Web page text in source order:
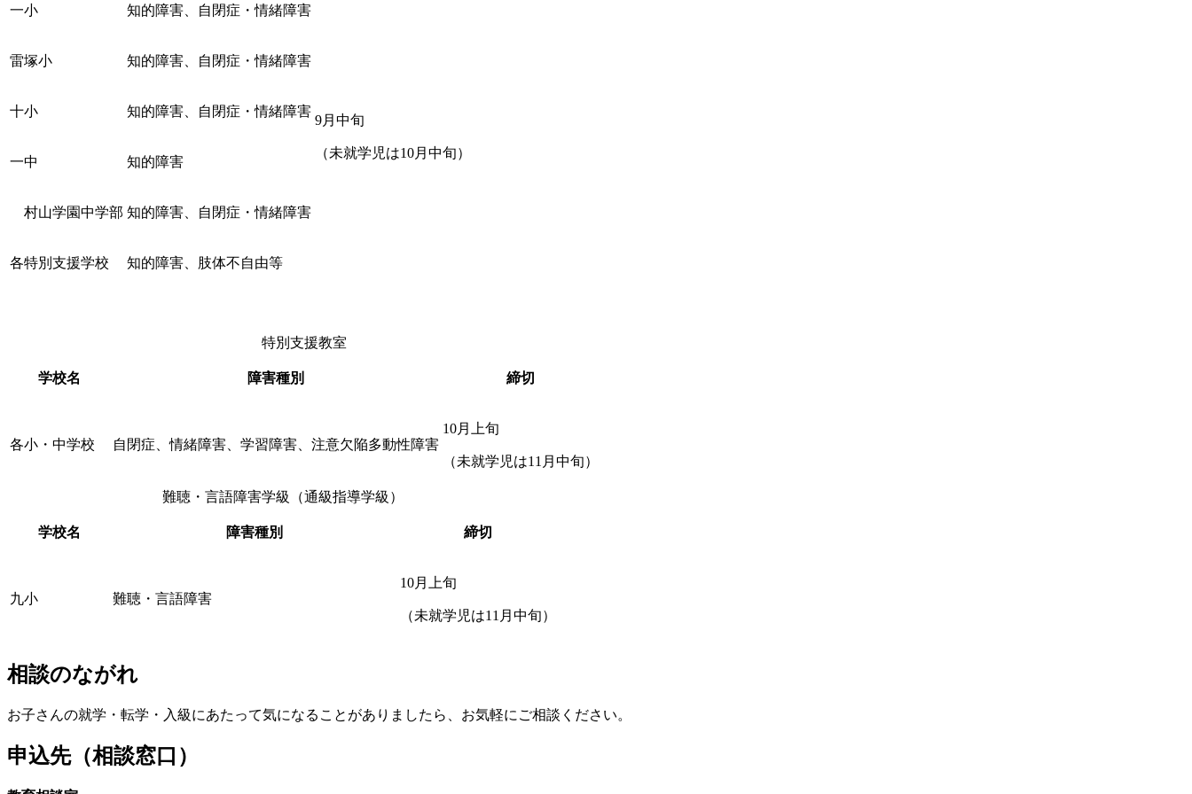
一小 知的障害、自閉症・情緒障害
9月中旬
（未就学児は10月中旬）
雷塚小 知的障害、自閉症・情緒障害
十小 知的障害、自閉症・情緒障害
一中 知的障害
村山学園中学部 知的障害、自閉症・情緒障害
各特別支援学校 知的障害、肢体不自由等
特別支援教室
学校名 障害種別 締切
各小・中学校 自閉症、情緒障害、学習障害、注意欠陥多動性障害
10月上旬
（未就学児は11月中旬）
難聴・言語障害学級（通級指導学級）
学校名 障害種別 締切
九小 難聴・言語障害
10月上旬
（未就学児は11月中旬）
相談のながれ
お子さんの就学・転学・入級にあたって気になることがありましたら、お気軽にご相談ください。
申込先（相談窓口）